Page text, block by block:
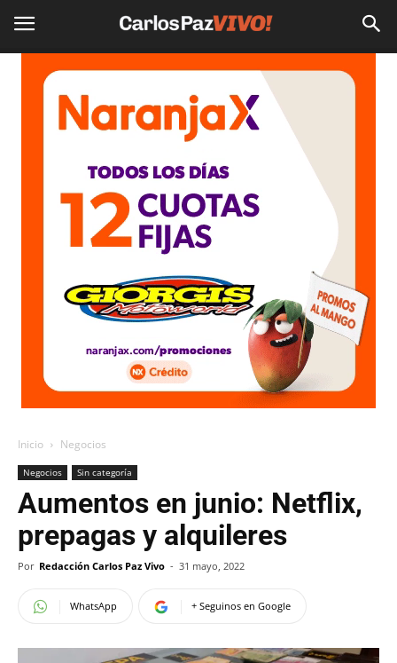
Inicio Negocios
Negocios Sin categoría
Aumentos en junio: Netflix,
prepagas y alquileres
Por Redacción Carlos Paz Vivo - 31 mayo, 2022
WhatsApp + Seguinos en Google